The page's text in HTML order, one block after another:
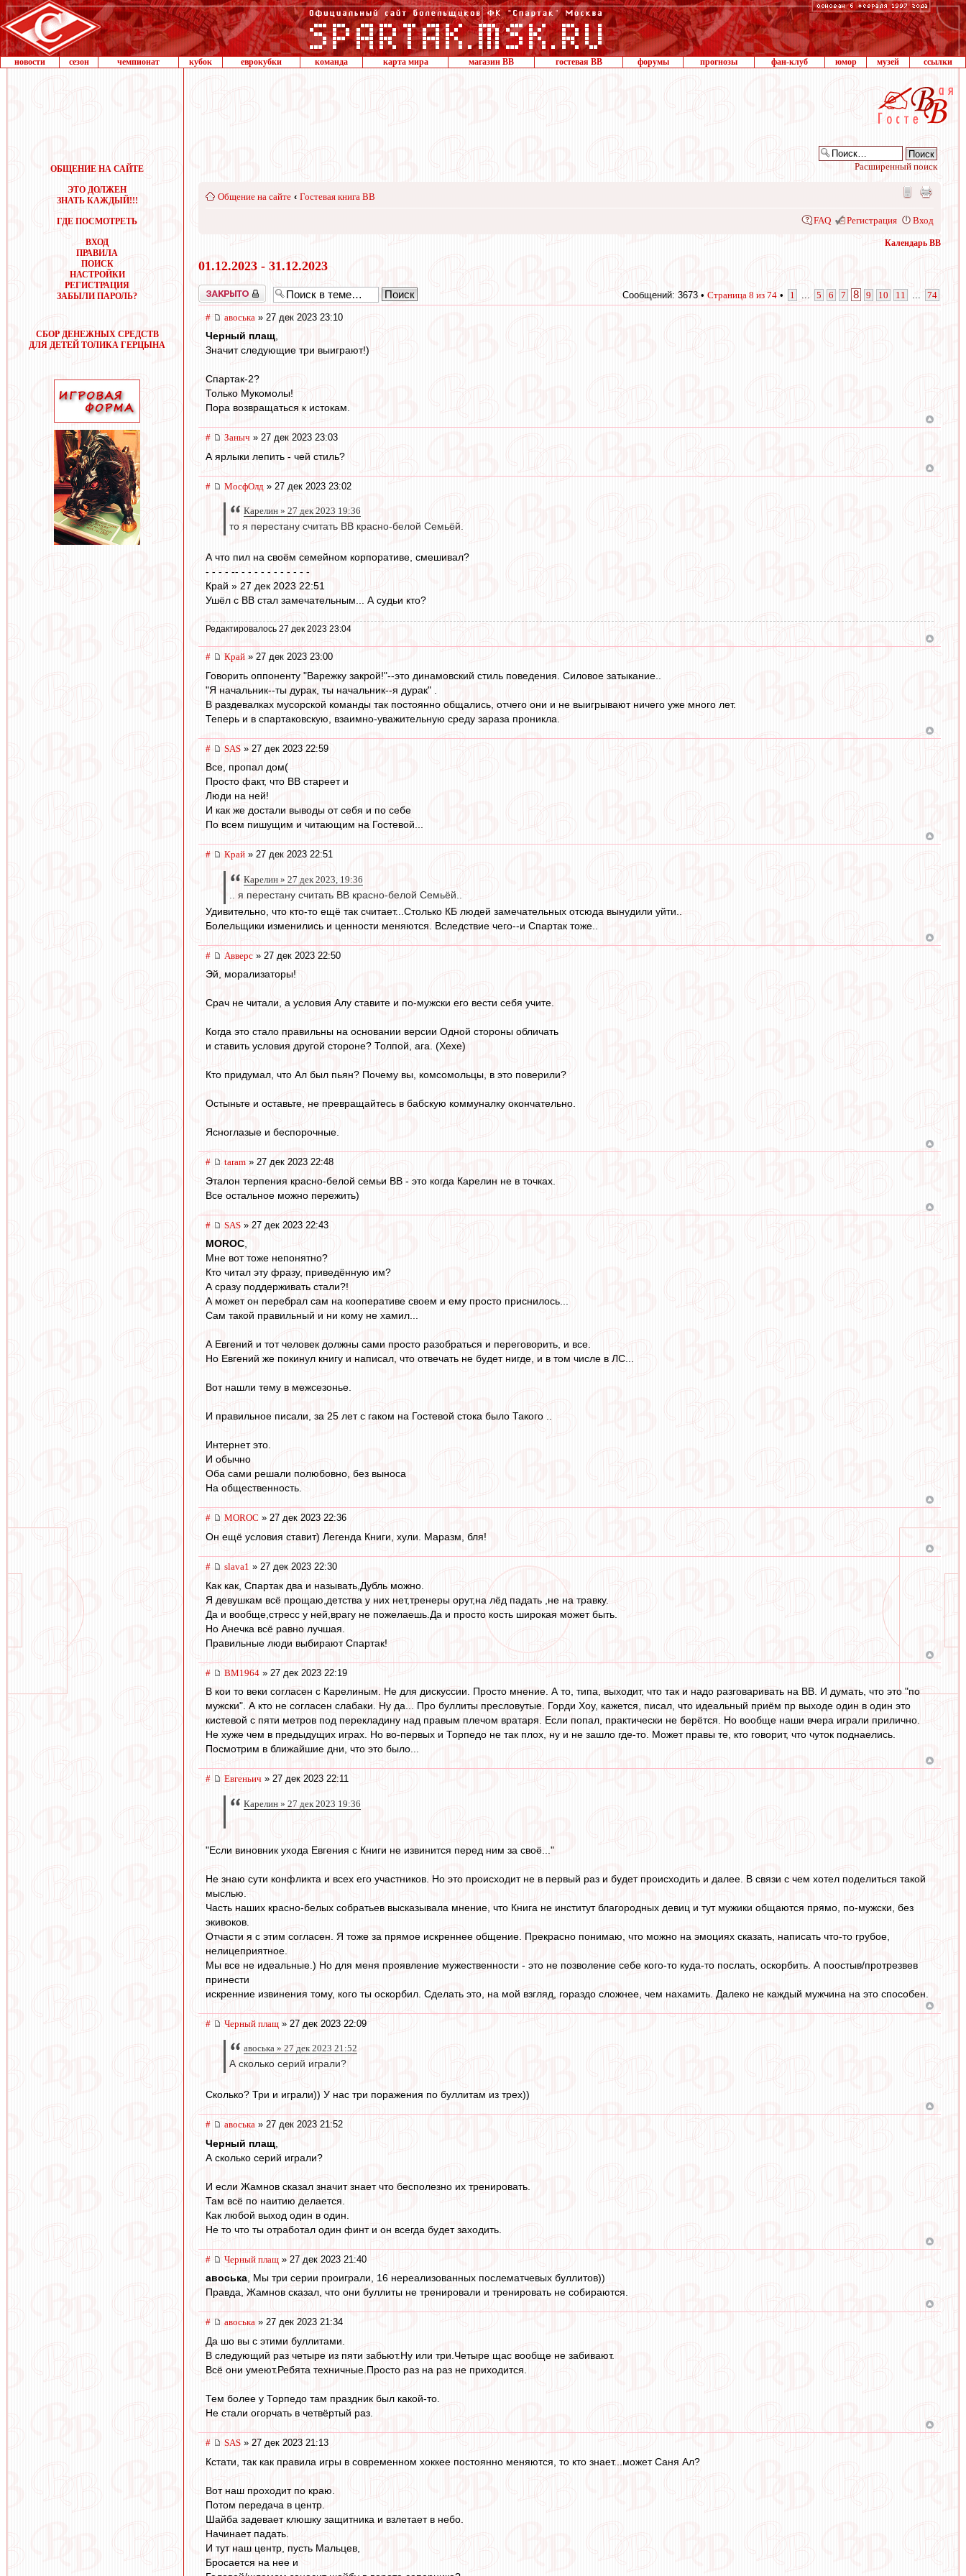
новости сезон чемпионат кубок еврокубки команда карта мира магазин ВВ гостевая ВВ форумы прогнозы фан-клуб юмор музей ссылки
ОБЩЕНИЕ НА САЙТЕ
ЭТО ДОЛЖЕН
ЗНАТЬ КАЖДЫЙ!!!
ГДЕ ПОСМОТРЕТЬ
ВХОД
ПРАВИЛА
ПОИСК
НАСТРОЙКИ
РЕГИСТРАЦИЯ
ЗАБЫЛИ ПАРОЛЬ?
СБОР ДЕНЕЖНЫХ СРЕДСТВ
ДЛЯ ДЕТЕЙ ТОЛИКА ГЕРЦЫНА
Расширенный поиск
Общение на сайте ‹ Гостевая книга ВВ
FAQ Регистрация Вход
Календарь ВВ
01.12.2023 - 31.12.2023
Закрыто Сообщений: 3673 • Страница 8 из 74 • 1 5 6 7 8 9 10 11 74
# авоська » 27 дек 2023 23:10
Черный плащ,
Значит следующие три выиграют!)
Спартак-2?
Только Мукомолы!
Пора возвращаться к истокам.
# Заныч » 27 дек 2023 23:03
А ярлыки лепить - чей стиль?
# МосфОлд » 27 дек 2023 23:02
Карелин » 27 дек 2023 19:36
то я перестану считать ВВ красно-белой Семьёй.
А что пил на своём семейном корпоративе, смешивал?
- - - - -- - - - - - - - - - - -
Край » 27 дек 2023 22:51
Ушёл с ВВ стал замечательным... А судьи кто?
Редактировалось 27 дек 2023 23:04
# Край » 27 дек 2023 23:00
Говорить оппоненту "Варежку закрой!"--это динамовский стиль поведения. Силовое затыкание..
"Я начальник--ты дурак, ты начальник--я дурак" .
В раздевалках мусорской команды так постоянно общались, отчего они и не выигрывают ничего уже много лет.
Теперь и в спартаковскую, взаимно-уважительную среду зараза проникла.
# SAS » 27 дек 2023 22:59
Все, пропал дом(
Просто факт, что ВВ стареет и
Люди на ней!
И как же достали выводы от себя и по себе
По всем пишущим и читающим на Гостевой...
# Край » 27 дек 2023 22:51
Карелин » 27 дек 2023, 19:36
.. я перестану считать ВВ красно-белой Семьёй..
Удивительно, что кто-то ещё так считает...Столько КБ людей замечательных отсюда вынудили уйти..
Болельщики изменились и ценности меняются. Вследствие чего--и Спартак тоже..
# Авверс » 27 дек 2023 22:50
Эй, морализаторы!
Срач не читали, а условия Алу ставите и по-мужски его вести себя учите.
Когда это стало правильны на основании версии Одной стороны обличать
и ставить условия другой стороне? Толпой, ага. (Хехе)
Кто придумал, что Ал был пьян? Почему вы, комсомольцы, в это поверили?
Остыньте и оставьте, не превращайтесь в бабскую коммуналку окончательно.
Ясноглазые и беспорочные.
# taram » 27 дек 2023 22:48
Эталон терпения красно-белой семьи ВВ - это когда Карелин не в точках.
Все остальное можно пережить)
# SAS » 27 дек 2023 22:43
MOROC,
Мне вот тоже непонятно?
Кто читал эту фразу, приведённую им?
А сразу поддерживать стали?!
А может он перебрал сам на кооперативе своем и ему просто приснилось...
Сам такой правильный и ни кому не хамил...
А Евгений и тот человек должны сами просто разобраться и переговорить, и все.
Но Евгений же покинул книгу и написал, что отвечать не будет нигде, и в том числе в ЛС...
Вот нашли тему в межсезонье.
И правильное писали, за 25 лет с гаком на Гостевой стока было Такого ..
Интернет это.
И обычно
Оба сами решали полюбовно, без выноса
На общественность.
# MOROC » 27 дек 2023 22:36
Он ещё условия ставит) Легенда Книги, хули. Маразм, бля!
# slava1 » 27 дек 2023 22:30
Как как, Спартак два и называть,Дубль можно.
Я девушкам всё прощаю,детства у них нет,тренеры орут,на лёд падать ,не на травку.
Да и вообще,стресс у ней,врагу не пожелаешь.Да и просто кость широкая может быть.
Но Анечка всё равно лучшая.
Правильные люди выбирают Спартак!
# BM1964 » 27 дек 2023 22:19
В кои то веки согласен с Карелиным. Не для дискуссии. Просто мнение. А то, типа, выходит, что так и надо разговаривать на ВВ. И думать, что это "по
мужски". А кто не согласен слабаки. Ну да... Про буллиты пресловутые. Горди Хоу, кажется, писал, что идеальный приём пр выходе один в один это
кистевой с пяти метров под перекладину над правым плечом вратаря. Если попал, практически не берётся. Но вообще наши вчера играли прилично.
Не хуже чем в предыдущих играх. Но во-первых и Торпедо не так плох, ну и не зашло где-то. Может правы те, кто говорит, что чуток поднаелись.
Посмотрим в ближайшие дни, что это было...
# Евгеньич » 27 дек 2023 22:11
Карелин » 27 дек 2023 19:36
"Если виновник ухода Евгения с Книги не извинится перед ним за своё..."
Не знаю сути конфликта и всех его участников. Но это происходит не в первый раз и будет происходить и далее. В связи с чем хотел поделиться такой
мыслью.
Часть наших красно-белых собратьев высказывала мнение, что Книга не институт благородных девиц и тут мужики общаются прямо, по-мужски, без
экивоков.
Отчасти я с этим согласен. Я тоже за прямое искреннее общение. Прекрасно понимаю, что можно на эмоциях сказать, написать что-то грубое,
нелицеприятное.
Мы все не идеальные.) Но для меня проявление мужественности - это не позволение себе кого-то куда-то послать, оскорбить. А поостыв/протрезвев
принести
искренние извинения тому, кого ты оскорбил. Сделать это, на мой взгляд, гораздо сложнее, чем нахамить. Далеко не каждый мужчина на это способен.
# Черный плащ » 27 дек 2023 22:09
авоська » 27 дек 2023 21:52
А сколько серий играли?
Сколько? Три и играли)) У нас три поражения по буллитам из трех))
# авоська » 27 дек 2023 21:52
Черный плащ
А сколько серий играли?
И если Жамнов сказал значит знает что бесполезно их тренировать.
Там всё по наитию делается.
Как любой выход один в один.
Не то что ты отработал один финт и он всегда будет заходить.
# Черный плащ » 27 дек 2023 21:40
авоська, Мы три серии проиграли, 16 нереализованных послематчевых буллитов))
Правда, Жамнов сказал, что они буллиты не тренировали и тренировать не собираются.
# авоська » 27 дек 2023 21:34
Да шо вы с этими буллитами.
В следующий раз четыре из пяти забьют.Ну или три.Четыре щас вообще не забивают.
Всё они умеют.Ребята техничные.Просто раз на раз не приходится.
Тем более у Торпедо там праздник был какой-то.
Не стали огорчать в четвёртый раз.
# SAS » 27 дек 2023 21:13
Кстати, так как правила игры в современном хоккее постоянно меняются, то кто знает...может Саня Ал?
Вот наш проходит по краю.
Потом передача в центр.
Шайба задевает клюшку защитника и взлетает в небо.
Начинает падать.
И тут наш центр, пусть Мальцев,
Бросается на нее и